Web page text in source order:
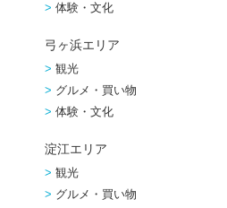
体験・文化
弓ヶ浜エリア
観光
グルメ・買い物
体験・文化
淀江エリア
観光
グルメ・買い物